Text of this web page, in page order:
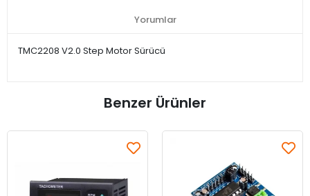
Yorumlar
TMC2208 V2.0 Step Motor Sürücü
Benzer Ürünler